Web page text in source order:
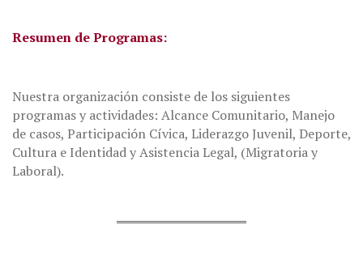
Resumen de Programas:
Nuestra organización consiste de los siguientes
programas y actividades: Alcance Comunitario, Manejo
de casos, Participación Cívica, Liderazgo Juvenil, Deporte,
Cultura e Identidad y Asistencia Legal, (Migratoria y
Laboral).